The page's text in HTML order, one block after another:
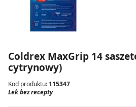
Coldrex MaxGrip 14
cytrynowy)
Kod produktu: 115347
Lek bez recepty